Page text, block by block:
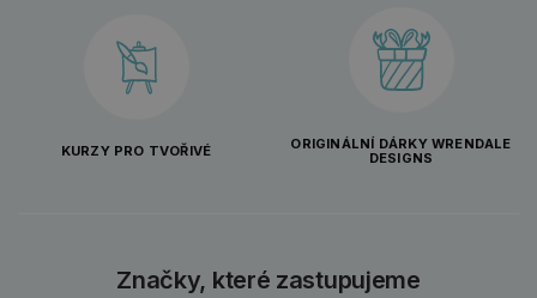
KURZY PRO TVOŘIVÉ
ORIGINÁLNÍ DÁRKY WRENDALE
DESIGNS
Značky, které zastupujeme